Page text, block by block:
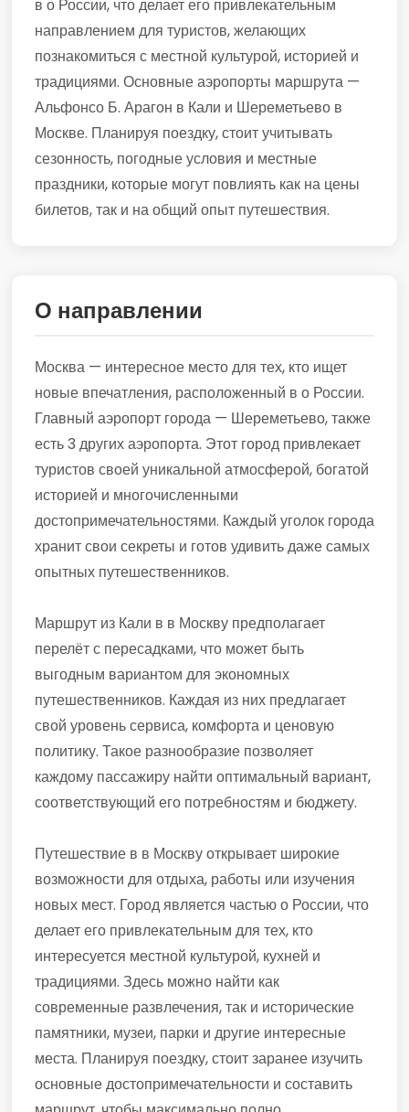
в о России, что делает его привлекательным
направлением для туристов, желающих
познакомиться с местной культурой, историей и
традициями. Основные аэропорты маршрута —
Альфонсо Б. Арагон в Кали и Шереметьево в
Москве. Планируя поездку, стоит учитывать
сезонность, погодные условия и местные
праздники, которые могут повлиять как на цены
билетов, так и на общий опыт путешествия.
О направлении
Москва — интересное место для тех, кто ищет
новые впечатления, расположенный в о России.
Главный аэропорт города — Шереметьево, также
есть 3 других аэропорта. Этот город привлекает
туристов своей уникальной атмосферой, богатой
историей и многочисленными
достопримечательностями. Каждый уголок города
хранит свои секреты и готов удивить даже самых
опытных путешественников.
Маршрут из Кали в в Москву предполагает
перелёт с пересадками, что может быть
выгодным вариантом для экономных
путешественников. Каждая из них предлагает
свой уровень сервиса, комфорта и ценовую
политику. Такое разнообразие позволяет
каждому пассажиру найти оптимальный вариант,
соответствующий его потребностям и бюджету.
Путешествие в в Москву открывает широкие
возможности для отдыха, работы или изучения
новых мест. Город является частью о России, что
делает его привлекательным для тех, кто
интересуется местной культурой, кухней и
традициями. Здесь можно найти как
современные развлечения, так и исторические
памятники, музеи, парки и другие интересные
места. Планируя поездку, стоит заранее изучить
основные достопримечательности и составить